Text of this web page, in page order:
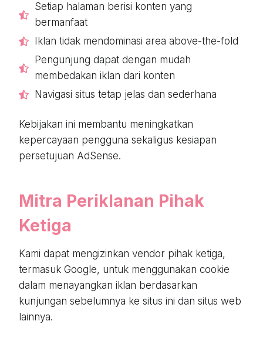
Setiap halaman berisi konten yang
bermanfaat
Iklan tidak mendominasi area above-the-fold
Pengunjung dapat dengan mudah
membedakan iklan dari konten
Navigasi situs tetap jelas dan sederhana
Kebijakan ini membantu meningkatkan
kepercayaan pengguna sekaligus kesiapan
persetujuan AdSense.
Mitra Periklanan Pihak
Ketiga
Kami dapat mengizinkan vendor pihak ketiga,
termasuk Google, untuk menggunakan cookie
dalam menayangkan iklan berdasarkan
kunjungan sebelumnya ke situs ini dan situs web
lainnya.